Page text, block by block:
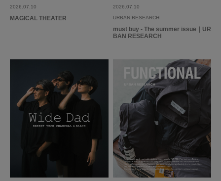
2026.07.10
MAGICAL THEATER
2026.07.10
URBAN RESEARCH
must buy - The summer issue｜UR
BAN RESEARCH